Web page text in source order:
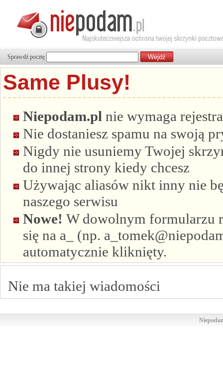
Sprawdź pocztę
Same Plusy!
Niepodam.pl nie wymaga
Nie dostaniesz spamu na swoją
Nigdy nie usuniemy Twojej
do innej strony kiedy chcesz
Używając aliasów nikt inny nie
naszego serwisu
Nowe! W dowolnym formularzu
się na a_ (np.
automatycznie kliknięty.
Nie ma takiej wiadomości